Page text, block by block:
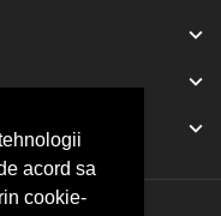
acord sa
cookie-